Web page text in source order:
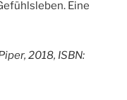
Eine
2018, ISBN: